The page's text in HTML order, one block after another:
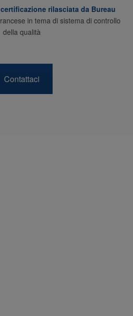
certificazione rilasciata da Bureau
in tema di sistema di controllo
della qualità
Contattaci